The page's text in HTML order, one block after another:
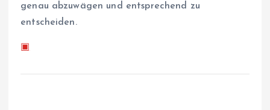
genau abzuwägen und entsprechend zu
entscheiden.
▣